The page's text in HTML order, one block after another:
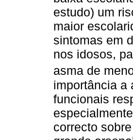
estudo) um
maior
sintomas em
nos idosos,
asma de
importância a
funcionais
correcto